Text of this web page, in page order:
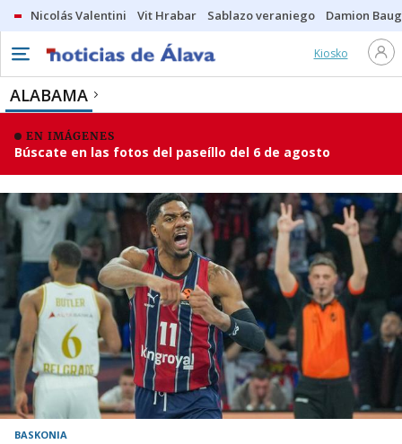
Nicolás Valentini Vit Hrabar Sablazo veraniego Damion
Kiosko
ALABAMA
EN IMÁGENES
Búscate en las fotos del paseíllo del 6 de agosto
BASKONIA